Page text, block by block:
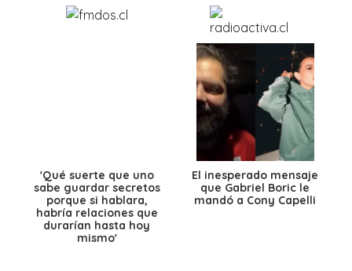
'Qué suerte que uno
sabe guardar secretos
porque si hablara,
habría relaciones que
durarían hasta hoy
mismo'
El inesperado mensaje
que Gabriel Boric le
mandó a Cony Capelli